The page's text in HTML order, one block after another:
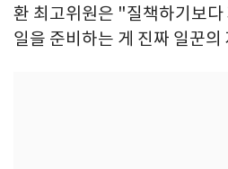
환 최고위원은 "질책하기보다
일을 준비하는 게 진짜 일꾼